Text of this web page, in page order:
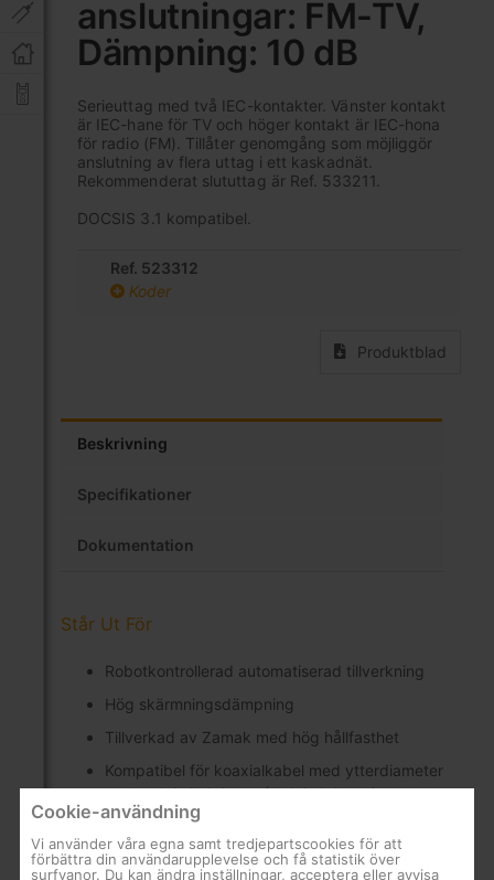
anslutningar: FM-TV,
Dämpning: 10 dB
Serieuttag med två IEC-kontakter. Vänster kontakt
är IEC-hane för TV och höger kontakt är IEC-hona
för radio (FM). Tillåter genomgång som möjliggör
anslutning av flera uttag i ett kaskadnät.
Rekommenderat slututtag är Ref. 533211.
DOCSIS 3.1 kompatibel.
Ref. 523312
Koder
Produktblad
av
bildgalleriet
Beskrivning
Specifikationer
Dokumentation
Står Ut För
Robotkontrollerad automatiserad tillverkning
Hög skärmningsdämpning
Tillverkad av Zamak med hög hållfasthet
Kompatibel för koaxialkabel med ytterdiameter
mellan 4.3 till 6,9 mm (Ø 4.3-6,9 mm)
Med klämma
Cookie-användning
Vi använder våra egna samt tredjepartscookies för att
förbättra din användarupplevelse och få statistik över
surfvanor. Du kan ändra inställningar, acceptera eller avvisa